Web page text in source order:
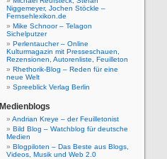
Niggemeyer, Jochen Stöckle –
Fernsehlexikon.de
Mike Schnoor – Telagon
Sichelputzer
Perlentaucher – Online
Kulturmagazin mit Presseschauen,
Rezensionen, Autorenliste, Feuilleton
Rhethorik-Blog – Reden für eine
neue Welt
Spreeblick Verlag Berlin
Medienblogs
Andrian Kreye – der Feuilletonist
Bild Blog – Watchblog für deutsche
Medien
Blogpiloten – Das Beste aus Blogs,
Videos, Musik und Web 2.0